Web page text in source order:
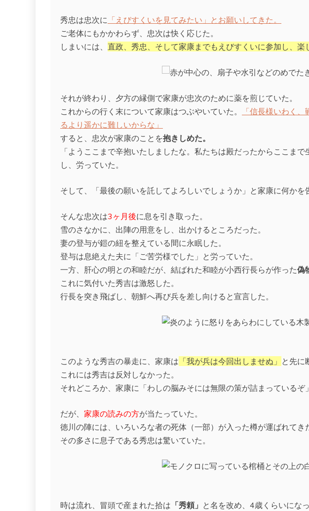
秀忠は忠次に 「えびすくいを見てみたい」とお願いしてきた。
ご老体にもかかわらず、忠次は快く応じた。
しまいには、 直政、秀忠、そして家康までもえびすくいに参加し、楽
それが終わり、夕方の縁側で家康が忠次のために薬を煎じていた。
これからの行く末について家康はつぶやいていた。
「信長様いわく
るより遥かに難しいからな」
すると、忠次が家康のことを抱きしめた。
「ようここまで辛抱いたしましたな。私たちは殿だったからここま
し、労っていた。
そして、「最後の願いを託してよろしいでしょうか」と家康に何かを
そんな忠次は3ヶ月後に息を引き取った。
雪のさなかに、出陣の用意をし、出かけるところだった。
妻の登与が鎧の紐を整えている間に永眠した。
登与は息絶えた夫に「ご苦労様でした」と労っていた。
一方、肝心の明との和睦だが、結ばれた和睦が小西行長らが作った偽
これに気付いた秀吉は激怒した。
行長を突き飛ばし、朝鮮へ再び兵を差し向けると宣言した。
このような秀吉の暴走に、家康は 「我が兵は今回出しませぬ」 と先に
これには秀吉は反対しなかった。
それどころか、家康に「わしの脳みそには無限の策が詰まっているぞ
だが、 家康の読みの方が当たっていた。
徳川の陣には、いろいろな者の死体（一部）が入った樽が運ばれてき
その多さに息子である秀忠は驚いていた。
時は流れ、冒頭で産まれた拾は 「秀頼」 と名を改め、4歳くらいになっ